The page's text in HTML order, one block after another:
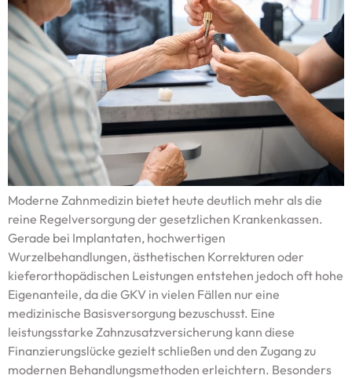
Moderne Zahnmedizin bietet heute deutlich mehr als die
reine Regelversorgung der gesetzlichen Krankenkassen.
Gerade bei Implantaten, hochwertigen
Wurzelbehandlungen, ästhetischen Korrekturen oder
kieferorthopädischen Leistungen entstehen jedoch oft hohe
Eigenanteile, da die GKV in vielen Fällen nur eine
medizinische Basisversorgung bezuschusst. Eine
leistungsstarke Zahnzusatzversicherung kann diese
Finanzierungslücke gezielt schließen und den Zugang zu
modernen Behandlungsmethoden erleichtern. Besonders